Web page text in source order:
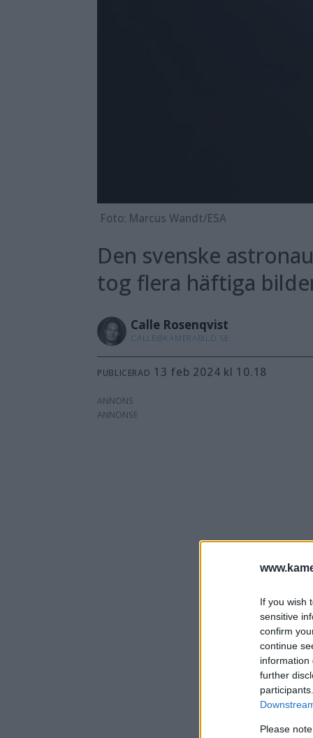
If you wish
sensitive
confirm
continue
information
further
Please
Foto: Marcus Wandt/ESA
Den svenske
tog flera häftiga
Calle Rosenqvist
CALLE@KAMERABILD.SE
PUBLICERAD 13 feb 2024 kl 10.18
ANNONS